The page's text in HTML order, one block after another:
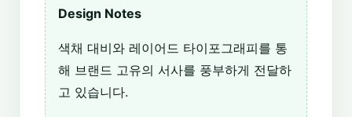
Design Notes
색채 대비와 레이어드 타이포그래피를 통
해 브랜드 고유의 서사를 풍부하게 전달하
고 있습니다.